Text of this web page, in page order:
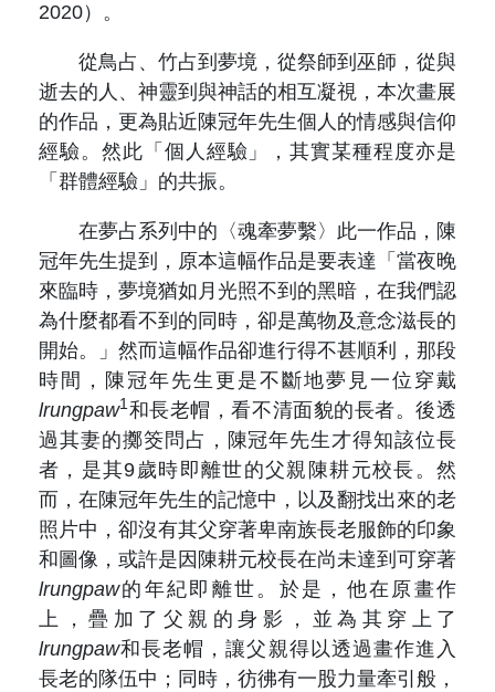
2020）。
從鳥占、竹占到夢境，從祭師到巫師，從與
逝去的人、神靈到與神話的相互凝視，本次畫展
的作品，更為貼近陳冠年先生個人的情感與信仰
經驗。然此「個人經驗」，其實某種程度亦是
「群體經驗」的共振。
在夢占系列中的〈魂牽夢繫〉此一作品，陳
冠年先生提到，原本這幅作品是要表達「當夜晚
來臨時，夢境猶如月光照不到的黑暗，在我們認
為什麼都看不到的同時，卻是萬物及意念滋長的
開始。」然而這幅作品卻進行得不甚順利，那段
時間，陳冠年先生更是不斷地夢見一位穿戴
lrungpaw1和長老帽，看不清面貌的長者。後透
過其妻的擲筊問占，陳冠年先生才得知該位長
者，是其9歲時即離世的父親陳耕元校長。然
而，在陳冠年先生的記憶中，以及翻找出來的老
照片中，卻沒有其父穿著卑南族長老服飾的印象
和圖像，或許是因陳耕元校長在尚未達到可穿著
lrungpaw的年紀即離世。於是，他在原畫作
上，疊加了父親的身影，並為其穿上了
lrungpaw和長老帽，讓父親得以透過畫作進入
長老的隊伍中；同時，彷彿有一股力量牽引般，